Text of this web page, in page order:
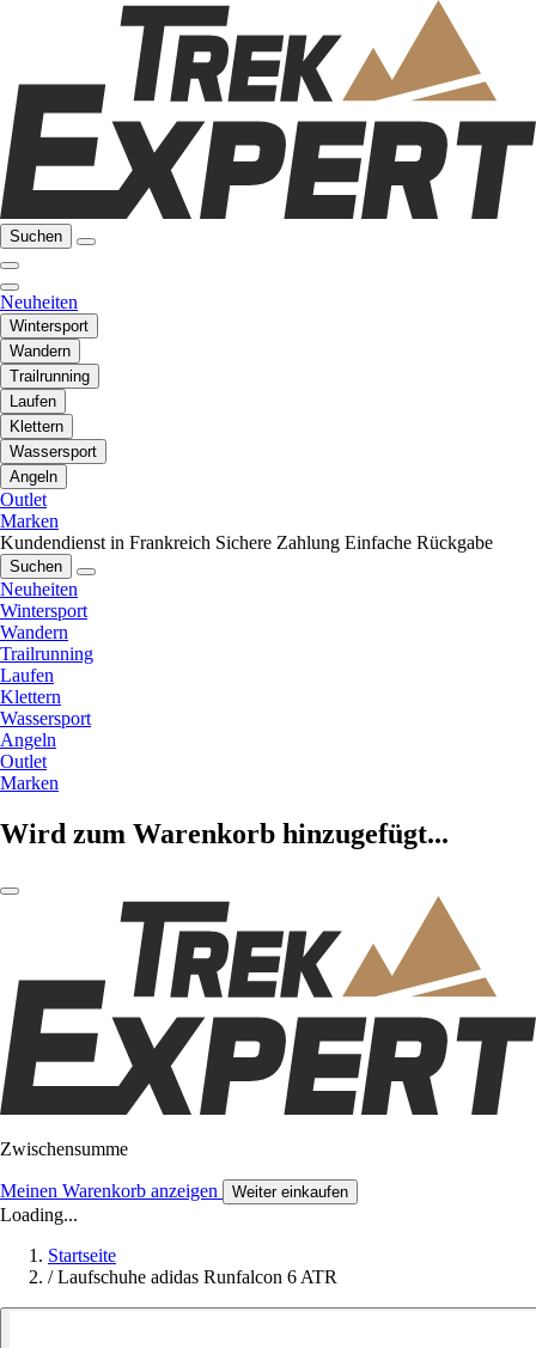
Suchen
Neuheiten
Wintersport
Wandern
Trailrunning
Laufen
Klettern
Wassersport
Angeln
Outlet
Marken
Kundendienst in Frankreich Sichere Zahlung Einfache Rückgabe
Suchen
Neuheiten
Wintersport
Wandern
Trailrunning
Laufen
Klettern
Wassersport
Angeln
Outlet
Marken
Wird zum Warenkorb hinzugefügt...
Zwischensumme
Meinen Warenkorb anzeigen Weiter einkaufen
Loading...
Startseite
/ Laufschuhe adidas Runfalcon 6 ATR